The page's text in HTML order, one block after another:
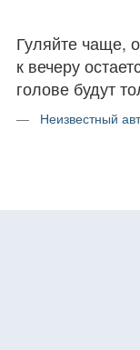
Гуляйте чаще,
к вечеру
голове будут
Неизвестный